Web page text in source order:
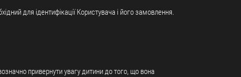
для ідентифікації Користувача і його замовлення.
привернути увагу дитини до того, що вона